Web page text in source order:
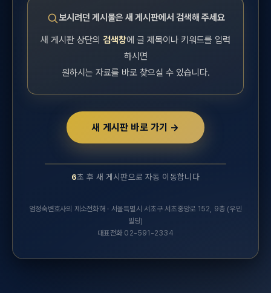
보시려던 게시물은 새 게시판에서 검색해 주세요
새 게시판 상단의 검색창에 글 제목이나 키워드를 입력
하시면
원하시는 자료를 바로 찾으실 수 있습니다.
새 게시판 바로 가기 →
6초 후 새 게시판으로 자동 이동합니다
엄정숙변호사의 제소전화해 · 서울특별시 서초구 서초중앙로 152, 9층 (우민
빌딩)
대표전화 02-591-2334